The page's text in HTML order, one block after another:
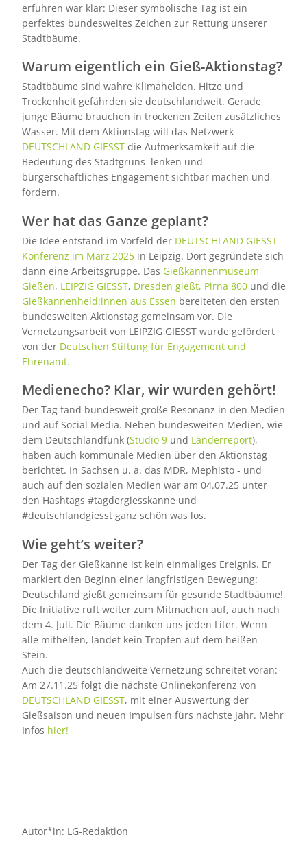
erfuhren war klar: Dieser symbolische Tag ist ein
perfektes bundesweites Zeichen zur Rettung unserer
Stadtbäume.
Warum eigentlich ein Gieß-Aktionstag?
Stadtbäume sind wahre Klimahelden. Hitze und
Trockenheit gefährden sie deutschlandweit. Gerade
junge Bäume brauchen in trockenen Zeiten zusätzliches
Wasser. Mit dem Aktionstag will das Netzwerk
DEUTSCHLAND GIESST die Aufmerksamkeit auf die
Bedeutung des Stadtgrüns lenken und
bürgerschaftliches Engagement sichtbar machen und
fördern.
Wer hat das Ganze geplant?
Die Idee entstand im Vorfeld der DEUTSCHLAND GIESST-
Konferenz im März 2025in Leipzig. Dort gegründete sich
dann eine Arbeitsgruppe. Das Gießkannenmuseum
Gießen, LEIPZIG GIESST, Dresden gießt, Pirna 800und die
Gießkannenheld:innen aus Essen bereiteten den ersten
bundesweiten Aktionstag gemeinsam vor. Die
Vernetzungsarbeit von LEIPZIG GIESST wurde gefördert
von der Deutschen Stiftung für Engagement und
Ehrenamt.
Medienecho? Klar, wir wurden gehört!
Der Tag fand bundesweit große Resonanz in den Medien
und auf Social Media. Neben bundesweiten Medien, wie
dem Deutschlandfunk (Studio 9und Länderreport),
haben auch kommunale Medien über den Aktionstag
berichtet. In Sachsen u. a. das MDR, Mephisto - und
auch auf den sozialen Medien war am 04.07.25 unter
den Hashtags #tagdergiesskanne und
#deutschlandgiesst ganz schön was los.
Wie geht’s weiter?
Der Tag der Gießkanne ist kein einmaliges Ereignis. Er
markiert den Beginn einer langfristigen Bewegung:
Deutschland gießt gemeinsam für gesunde Stadtbäume!
Die Initiative ruft weiter zum Mitmachen auf, auch nach
dem 4. Juli. Die Bäume danken uns jeden Liter. Wenn
alle mithelfen, landet kein Tropfen auf dem heißen
Stein.
Auch die deutschlandweite Vernetzung schreitet voran:
Am 27.11.25 folgt die nächste Onlinekonferenz von
DEUTSCHLAND GIESST, mit einer Auswertung der
Gießsaison und neuen Impulsen fürs nächste Jahr. Mehr
Infos hier!
Autor*in: LG-Redaktion